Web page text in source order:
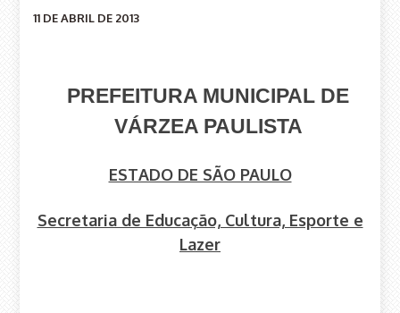
11 DE ABRIL DE 2013
PREFEITURA MUNICIPAL DE
VÁRZEA PAULISTA
ESTADO DE SÃO PAULO
Secretaria de Educação, Cultura, Esporte e
Lazer